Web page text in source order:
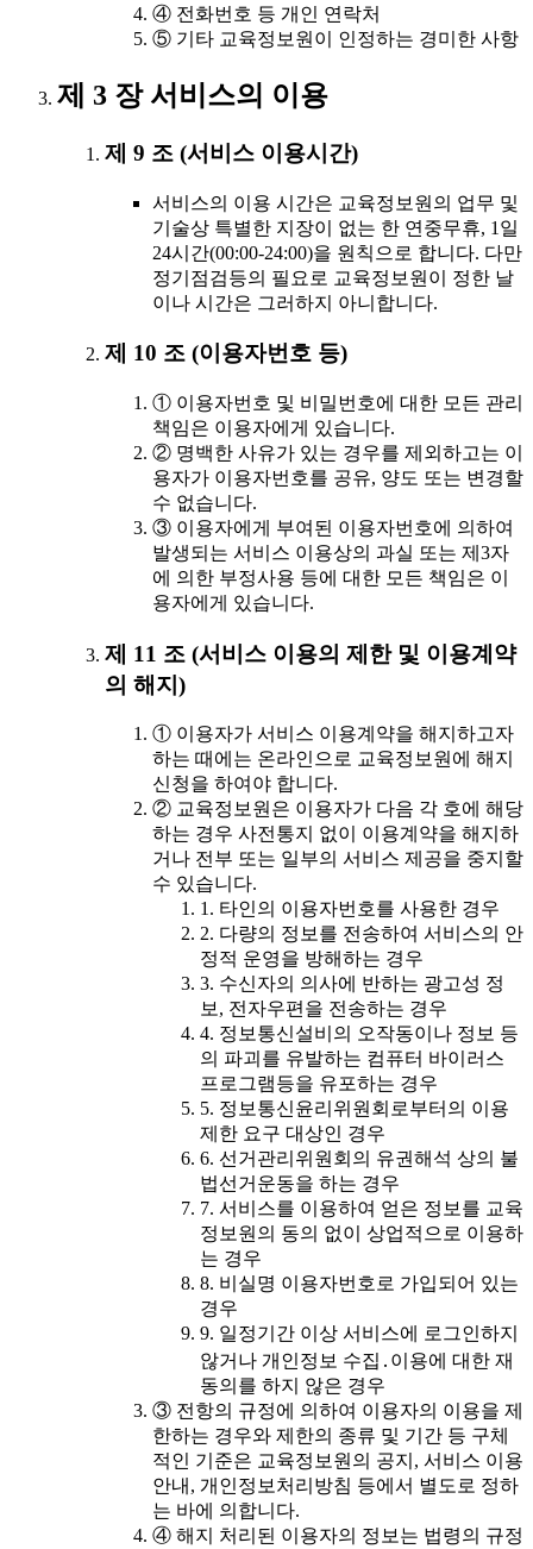
④ 전화번호 등 개인 연락처
⑤ 기타 교육정보원이 인정하는 경미한 사항
제 3 장 서비스의 이용
제 9 조 (서비스 이용시간)
서비스의 이용 시간은 교육정보원의 업무 및
기술상 특별한 지장이 없는 한 연중무휴, 1일
24시간(00:00-24:00)을 원칙으로 합니다. 다만
정기점검등의 필요로 교육정보원이 정한 날
이나 시간은 그러하지 아니합니다.
제 10 조 (이용자번호 등)
① 이용자번호 및 비밀번호에 대한 모든 관리
책임은 이용자에게 있습니다.
② 명백한 사유가 있는 경우를 제외하고는 이
용자가 이용자번호를 공유, 양도 또는 변경할
수 없습니다.
③ 이용자에게 부여된 이용자번호에 의하여
발생되는 서비스 이용상의 과실 또는 제3자
에 의한 부정사용 등에 대한 모든 책임은 이
용자에게 있습니다.
제 11 조 (서비스 이용의 제한 및 이용계약
의 해지)
① 이용자가 서비스 이용계약을 해지하고자
하는 때에는 온라인으로 교육정보원에 해지
신청을 하여야 합니다.
② 교육정보원은 이용자가 다음 각 호에 해당
하는 경우 사전통지 없이 이용계약을 해지하
거나 전부 또는 일부의 서비스 제공을 중지할
수 있습니다.
1. 타인의 이용자번호를 사용한 경우
2. 다량의 정보를 전송하여 서비스의 안
정적 운영을 방해하는 경우
3. 수신자의 의사에 반하는 광고성 정
보, 전자우편을 전송하는 경우
4. 정보통신설비의 오작동이나 정보 등
의 파괴를 유발하는 컴퓨터 바이러스
프로그램등을 유포하는 경우
5. 정보통신윤리위원회로부터의 이용
제한 요구 대상인 경우
6. 선거관리위원회의 유권해석 상의 불
법선거운동을 하는 경우
7. 서비스를 이용하여 얻은 정보를 교육
정보원의 동의 없이 상업적으로 이용하
는 경우
8. 비실명 이용자번호로 가입되어 있는
경우
9. 일정기간 이상 서비스에 로그인하지
않거나 개인정보 수집․이용에 대한 재
동의를 하지 않은 경우
③ 전항의 규정에 의하여 이용자의 이용을 제
한하는 경우와 제한의 종류 및 기간 등 구체
적인 기준은 교육정보원의 공지, 서비스 이용
안내, 개인정보처리방침 등에서 별도로 정하
는 바에 의합니다.
④ 해지 처리된 이용자의 정보는 법령의 규정